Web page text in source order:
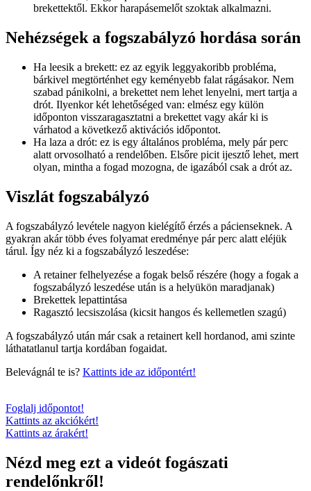
brekettektől. Ekkor harapásemelőt szoktak alkalmazni.
Nehézségek a fogszabályzó hordása során
Ha leesik a brekett: ez az egyik leggyakoribb probléma,
bárkivel megtörténhet egy keményebb falat rágásakor. Nem
szabad pánikolni, a brekettet nem lehet lenyelni, mert tartja a
drót. Ilyenkor két lehetőséged van: elmész egy külön
időponton visszaragasztatni a brekettet vagy akár ki is
várhatod a következő aktivációs időpontot.
Ha laza a drót: ez is egy általános probléma, mely pár perc
alatt orvosolható a rendelőben. Elsőre picit ijesztő lehet, mert
olyan, mintha a fogad mozogna, de igazából csak a drót az.
Viszlát fogszabályzó
A fogszabályzó levétele nagyon kielégítő érzés a pácienseknek. A
gyakran akár több éves folyamat eredménye pár perc alatt eléjük
tárul. Így néz ki a fogszabályzó leszedése:
A retainer felhelyezése a fogak belső részére (hogy a fogak a
fogszabályzó leszedése után is a helyükön maradjanak)
Brekettek lepattintása
Ragasztó lecsiszolása (kicsit hangos és kellemetlen szagú)
A fogszabályzó után már csak a retainert kell hordanod, ami szinte
láthatatlanul tartja kordában fogaidat.
Belevágnál te is? Kattints ide az időpontért!
Foglalj időpontot!
Kattints az akciókért!
Kattints az árakért!
Nézd meg ezt a videót fogászati
rendelőnkről!